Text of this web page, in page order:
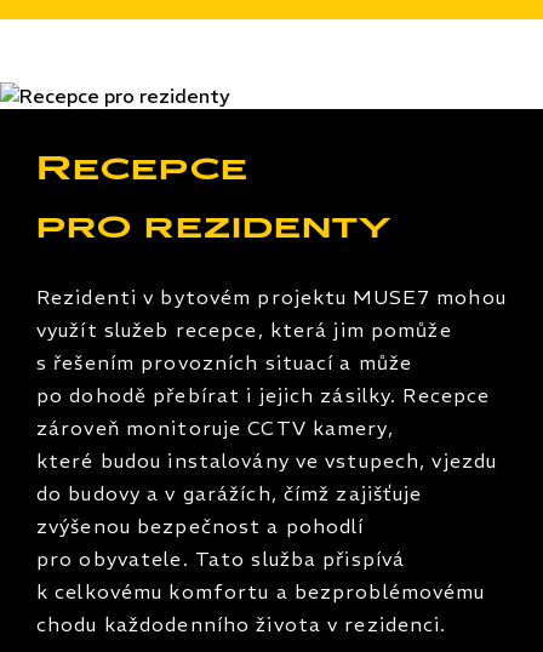
Recepce
pro rezidenty
Rezidenti v bytovém projektu MUSE7 mohou
využít služeb recepce, která jim pomůže
s řešením provozních situací a může
po dohodě přebírat i jejich zásilky. Recepce
zároveň monitoruje CCTV kamery,
které budou instalovány ve vstupech, vjezdu
do budovy a v garážích, čímž zajišťuje
zvýšenou bezpečnost a pohodlí
pro obyvatele. Tato služba přispívá
k celkovému komfortu a bezproblémovému
chodu každodenního života v rezidenci.